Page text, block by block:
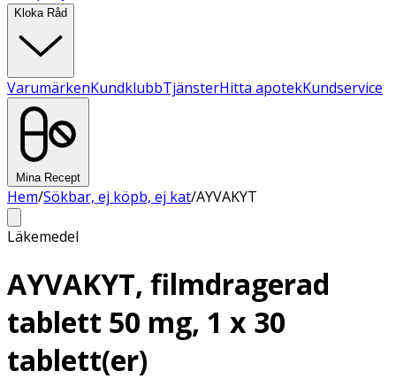
Kloka Råd
VarumärkenKundklubbTjänsterHitta apotekKundservice
Mina Recept
Hem/Sökbar, ej köpb, ej kat/AYVAKYT
Läkemedel
AYVAKYT, filmdragerad
tablett 50 mg, 1 x 30
tablett(er)